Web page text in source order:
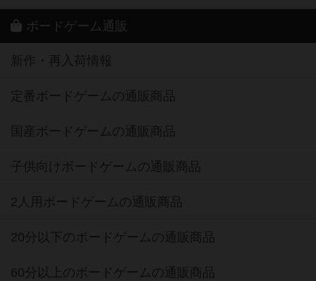
ボードゲーム通販
新作・再入荷情報
定番ボードゲームの通販商品
国産ボードゲームの通販商品
子供向けボードゲームの通販商品
2人用ボードゲームの通販商品
20分以下のボードゲームの通販商品
60分以上のボードゲームの通販商品